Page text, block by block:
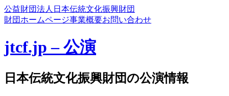
公益財団法人日本伝統文化振興財団
財団ホームページ事業概要お問い合わせ
jtcf.jp – 公演
日本伝統文化振興財団の公演情報